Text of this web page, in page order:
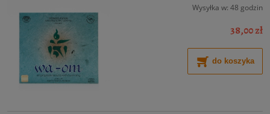
Wysyłka w: 48 godzin
38,00 zł
do koszyka